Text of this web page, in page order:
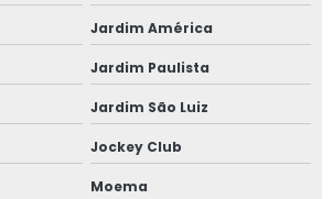
Jardim América
Jardim Paulista
Jardim São Luiz
Jockey Club
Moema